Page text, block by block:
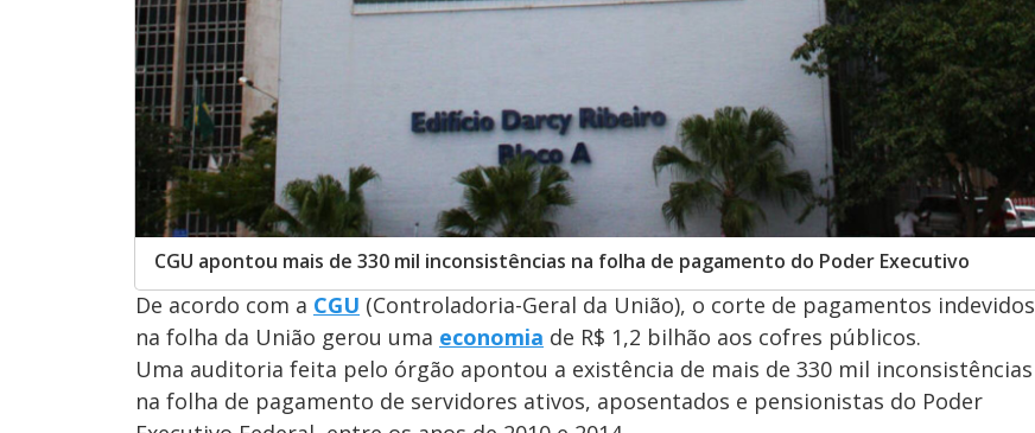
CGU apontou mais de 330 mil inconsistências na folha de pagamento do Poder Executivo
De acordo com a CGU (Controladoria-Geral da União), o corte de pagamentos indevidos
na folha da União gerou uma economia de R$ 1,2 bilhão aos cofres públicos.
Uma auditoria feita pelo órgão apontou a existência de mais de 330 mil inconsistências
na folha de pagamento de servidores ativos, aposentados e pensionistas do Poder